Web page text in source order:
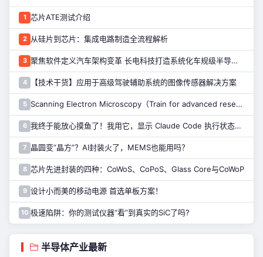
1 芯片ATE测试介绍
2 从硅片到芯片：集成电路制造全流程解析
3 聚焦软件定义汽车架构变革 长电科技打造系统化车规级半导体封测能力
4 【技术干货】应用于高级驾驶辅助系统的图像传感器解决方案
5 Scanning Electron Microscopy（Train for advanced research）扫描电子显微镜介绍（二）
6 我终于能放心摸鱼了！我用它，显示 Claude Code 执行状态……
7 晶圆变“晶方”？AI封装火了，MEMS也能用吗？
8 芯片先进封装的四种：CoWoS、CoPoS、Glass Core与CoWoP
9 设计小而美的移动电源 首选单板方案！
10 极速陷阱：你的测试仪器“看”到真实的SiC了吗?
半导体产业最新